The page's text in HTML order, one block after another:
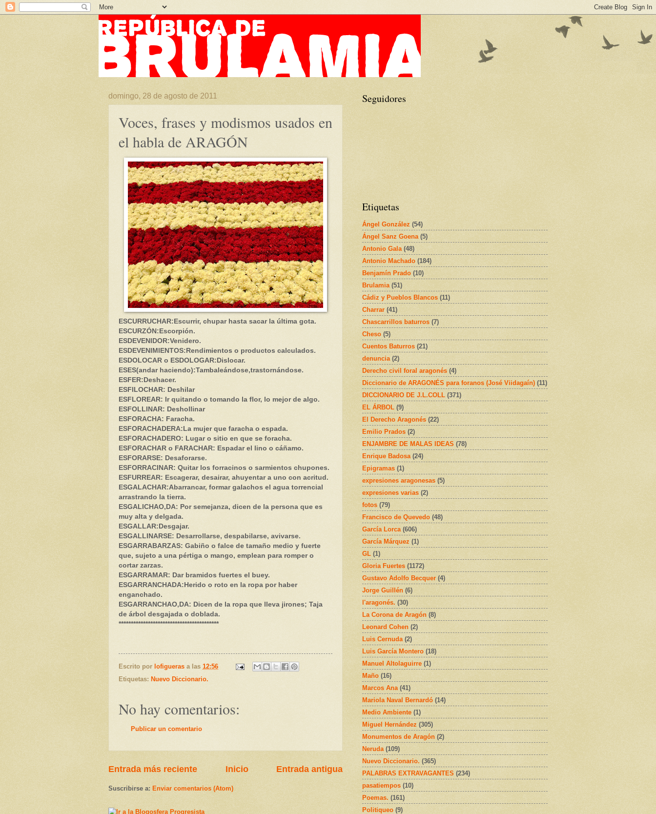
domingo, 28 de agosto de 2011
Voces, frases y modismos usados en
el habla de ARAGÓN
ESCURRUCHAR:Escurrir, chupar hasta sacar la última gota.
ESCURZÓN:Escorpión.
ESDEVENIDOR:Venidero.
ESDEVENIMIENTOS:Rendimientos o productos calculados.
ESDOLOCAR o ESDOLOGAR:Dislocar.
ESES(andar haciendo):Tambaleándose,trastornándose.
ESFER:Deshacer.
ESFILOCHAR: Deshilar
ESFLOREAR: Ir quitando o tomando la flor, lo mejor de algo.
ESFOLLINAR: Deshollinar
ESFORACHA: Faracha.
ESFORACHADERA:La mujer que faracha o espada.
ESFORACHADERO: Lugar o sitio en que se foracha.
ESFORACHAR o FARACHAR: Espadar el lino o cáñamo.
ESFORARSE: Desaforarse.
ESFORRACINAR: Quitar los forracinos o sarmientos chupones.
ESFURREAR: Escagerar, desairar, ahuyentar a uno con acritud.
ESGALACHAR:Abarrancar, formar galachos el agua torrencial
arrastrando la tierra.
ESGALICHAO,DA: Por semejanza, dicen de la persona que es
muy alta y delgada.
ESGALLAR:Desgajar.
ESGALLINARSE: Desarrollarse, despabilarse, avivarse.
ESGARRABARZAS: Gabiño o falce de tamaño medio y fuerte
que, sujeto a una pértiga o mango, emplean para romper o
cortar zarzas.
ESGARRAMAR: Dar bramidos fuertes el buey.
ESGARRANCHADA:Herido o roto en la ropa por haber
enganchado.
ESGARRANCHAO,DA: Dicen de la ropa que lleva jirones; Taja
de árbol desgajada o doblada.
*****************************************
Escrito por lofigueras a las 12:56
Etiquetas: Nuevo Diccionario.
No hay comentarios:
Publicar un comentario
Entrada más reciente Entrada antigua
Inicio
Suscribirse a: Enviar comentarios (Atom)
Seguidores
Etiquetas
Ángel González (54)
Ángel Sanz Goena (5)
Antonio Gala (48)
Antonio Machado (184)
Benjamín Prado (10)
Brulamia (51)
Cádiz y Pueblos Blancos (11)
Charrar (41)
Chascarrillos baturros (7)
Cheso (5)
Cuentos Baturros (21)
denuncia (2)
Derecho civil foral aragonés (4)
Diccionario de ARAGONÉS para foranos (José Viidagaín) (11)
DICCIONARIO DE J.L.COLL (371)
EL ÁRBOL (9)
El Derecho Aragonés (22)
Emilio Prados (2)
ENJAMBRE DE MALAS IDEAS (78)
Enrique Badosa (24)
Epigramas (1)
expresiones aragonesas (5)
expresiones varias (2)
fotos (79)
Francisco de Quevedo (48)
García Lorca (606)
García Márquez (1)
GL (1)
Gloria Fuertes (1172)
Gustavo Adolfo Becquer (4)
Jorge Guillén (6)
l'aragonés. (30)
La Corona de Aragón (8)
Leonard Cohen (2)
Luis Cernuda (2)
Luis García Montero (18)
Manuel Altolaguirre (1)
Maño (16)
Marcos Ana (41)
Mariola Naval Bernardó (14)
Medio Ambiente (1)
Miguel Hernández (305)
Monumentos de Aragón (2)
Neruda (109)
Nuevo Diccionario. (365)
PALABRAS EXTRAVAGANTES (234)
pasatiempos (10)
Poemas. (161)
Politiqueo (9)